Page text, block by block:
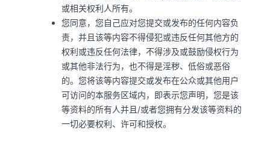
或相关权利人所有。
您同意，您自己应对您提交或发布的任何内容负
责，并且该等内容不得侵犯或违反任何其他方的
权利或违反任何法律，不得涉及或鼓励侵权行为
或其他非法行为，也不得是淫秽、低俗或恶俗
的。您将该等内容提交或发布在公众或其他用户
可访问的本服务区域内，即表示您声明，您是该
等资料的所有人并且/或者您拥有分发该等资料的
一切必要权利、许可和授权。